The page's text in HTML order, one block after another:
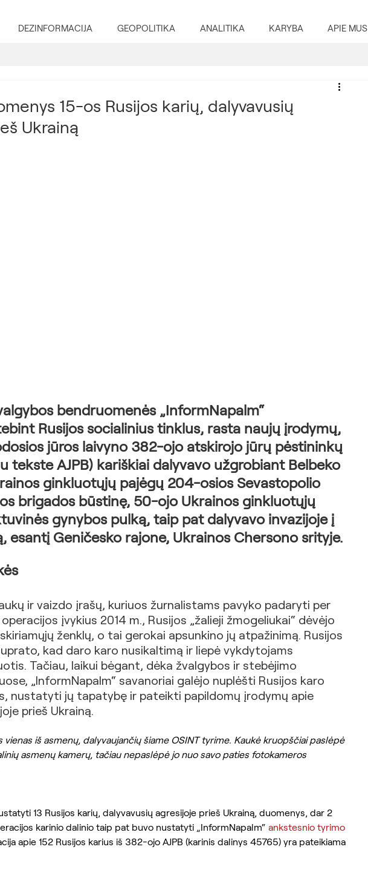
DEZINFORMACIJA GEOPOLITIKA ANALITIKA KARYBA APIE MUS
15-os Rusijos karių, dalyvavusių
Ukrainą
bendruomenės „InformNapalm“
Rusijos socialinius tinklus, rasta naujų įrodymų,
jūros laivyno 382-ojo atskirojo jūrų pėstininkų
tekste AJPB) kariškiai dalyvavo užgrobiant Belbeko
ginkluotųjų pajėgų 204-osios Sevastopolio
brigados būstinę, 50-ojo Ukrainos ginkluotųjų
gynybos pulką, taip pat dalyvavo invazijoje į
esantį Geničesko rajone, Ukrainos Chersono srityje.
ir vaizdo įrašų, kuriuos žurnalistams pavyko padaryti per
įvykius 2014 m., Rusijos „žalieji žmogeliukai“ dėvėjo
ženklų, o tai gerokai apsunkino jų atpažinimą. Rusijos
kad daro karo nusikaltimą ir liepė vykdytojams
Tačiau, laikui bėgant, dėka žvalgybos ir stebėjimo
„InformNapalm“ savanoriai galėjo nuplėšti Rusijos karo
nustatyti jų tapatybę ir pateikti papildomų įrodymų apie
prieš Ukrainą.
iš asmenų, dalyvaujančių šiame OSINT tyrime. Kaukė kruopščiai paslėpė
asmenų kamerų, tačiau nepaslėpė jo nuo savo paties fotokameros
13 Rusijos karių, dalyvavusių agresijoje prieš Ukrainą, duomenys, dar 2
karinio dalinio taip pat buvo nustatyti „InformNapalm“ ankstesnio tyrimo
apie 152 Rusijos karius iš 382-ojo AJPB (karinis dalinys 45765) yra pateikiama